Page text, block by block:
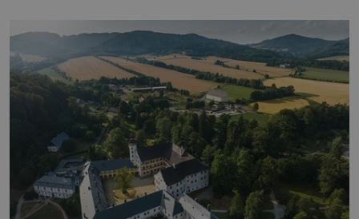
Je to opravdu tak, s věkem jako kdyby se paměť
rozhodla stávkovat. Cvičte